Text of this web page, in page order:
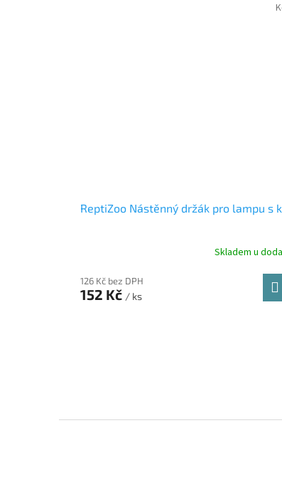
ReptiZoo Nástěnný držák pro lampu s
Skladem u
126 Kč bez DPH
152 Kč / ks